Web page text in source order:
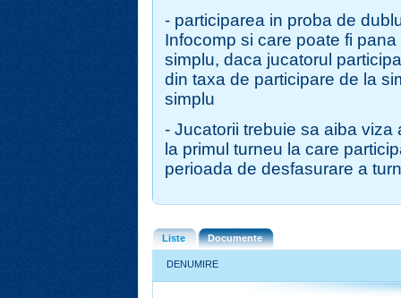
- participarea in proba de
Infocomp si care poate fi
simplu, daca jucatorul
din taxa de participare de la
simplu
- Jucatorii trebuie sa aiba
la primul turneu la care
perioada de desfasurare a
Liste Documente
DENUMIRE